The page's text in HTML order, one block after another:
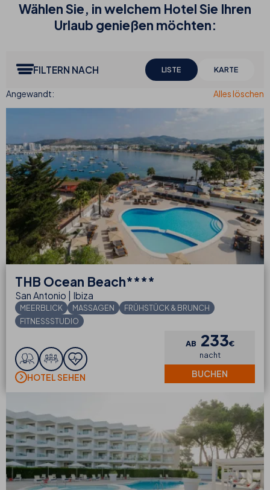
Wählen Sie, in welchem Hotel Sie Ihren
Urlaub genießen möchten:
FILTERN NACH LISTE KARTE
THB Ocean Beach****
San Antonio | Ibiza
MEERBLICK MASSAGEN
FRÜHSTÜCK & BRUNCH
FITNESSSTUDIO
HOTEL SEHEN
AB 233€
nacht
BUCHEN